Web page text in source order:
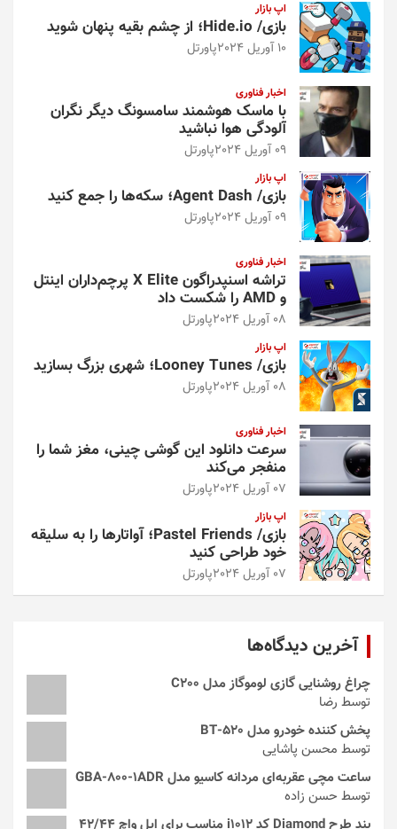
اپ بازار
بازی/ Hide.io؛ از چشم بقیه پنهان شوید
10 آوریل 2024 پاورتل
اخبار فناوری
با ماسک هوشمند سامسونگ دیگر نگران
آلودگی هوا نباشید
09 آوریل 2024 پاورتل
اپ بازار
بازی/ Agent Dash؛ سکه‌ها را جمع کنید
09 آوریل 2024 پاورتل
اخبار فناوری
تراشه اسنپدراگون X Elite پرچم‌داران اینتل
و AMD را شکست داد
08 آوریل 2024 پاورتل
اپ بازار
بازی/ Looney Tunes؛ شهری بزرگ بسازید
08 آوریل 2024 پاورتل
اخبار فناوری
سرعت دانلود این گوشی چینی، مغز شما را
منفجر می‌کند
07 آوریل 2024 پاورتل
اپ بازار
بازی/ Pastel Friends؛ آواتارها را به سلیقه
خود طراحی کنید
07 آوریل 2024 پاورتل
آخرین دیدگاه‌ها
چراغ روشنایی گازی لوموگاز مدل C200
توسط رضا
پخش کننده خودرو مدل 520-BT
توسط محسن پاشایی
ساعت مچی عقربه‌ای مردانه کاسیو مدل GBA-800-1ADR
توسط حسن زاده